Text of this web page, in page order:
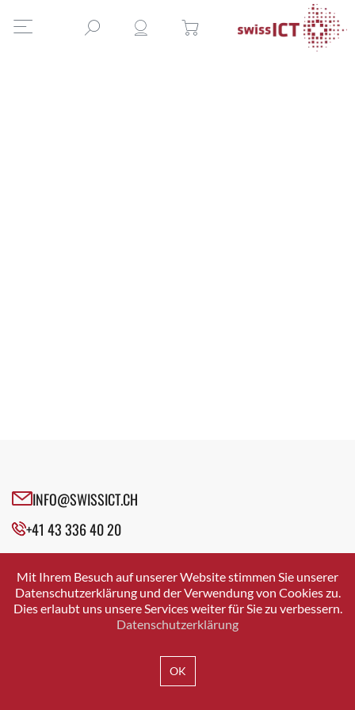
INFO@SWISSICT.CH
+41 43 336 40 20
SWISSICT
VULKANSTRASSE 120
8048 ZURICH
Mit Ihrem Besuch auf unserer Website stimmen Sie unserer
Datenschutzerklärung und der Verwendung von Cookies zu.
Dies erlaubt uns unsere Services weiter für Sie zu verbessern.
Datenschutzerklärung
OK